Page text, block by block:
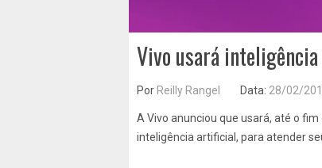
Vivo usará
Por Reilly Rangel Data: 28/02/
A Vivo anunciou que usará, até o
inteligência artificial, para atender